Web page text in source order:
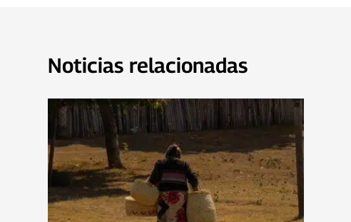
Noticias relacionadas